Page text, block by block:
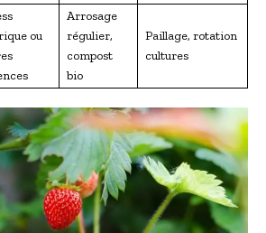
ou
Arrosage
régulier,
compost
bio
Paillage, rotation
cultures